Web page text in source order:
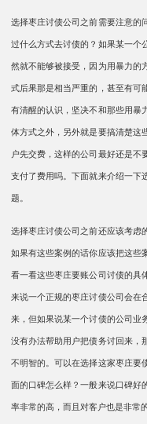
选择枣庄讨债公司之前需要注意的
过什么方式去讨债的？如果某一个
然就不能够被接受，因为用暴力的
式后果那是相当严重的，甚至有可
有清醒的认识，坚决不和那些用暴
体方式之外，另外就是要搞清楚这
户先交费，这样的公司最好还是不
支付了费用吗。下面就来介绍一下
题。
选择枣庄讨债公司之前还应该考虑
如果有这些案例的话你应该把这些
看一看这些枣庄要账公司讨债的具
来说一个正规的枣庄讨债公司会在
来，但如果说某一个讨债的公司业
没有办法帮助用户把债务讨回来，
不明智的。可以在选择这家枣庄要
面的口碑怎么样？一般来说口碑好
率非常的高，而且对客户也是非常